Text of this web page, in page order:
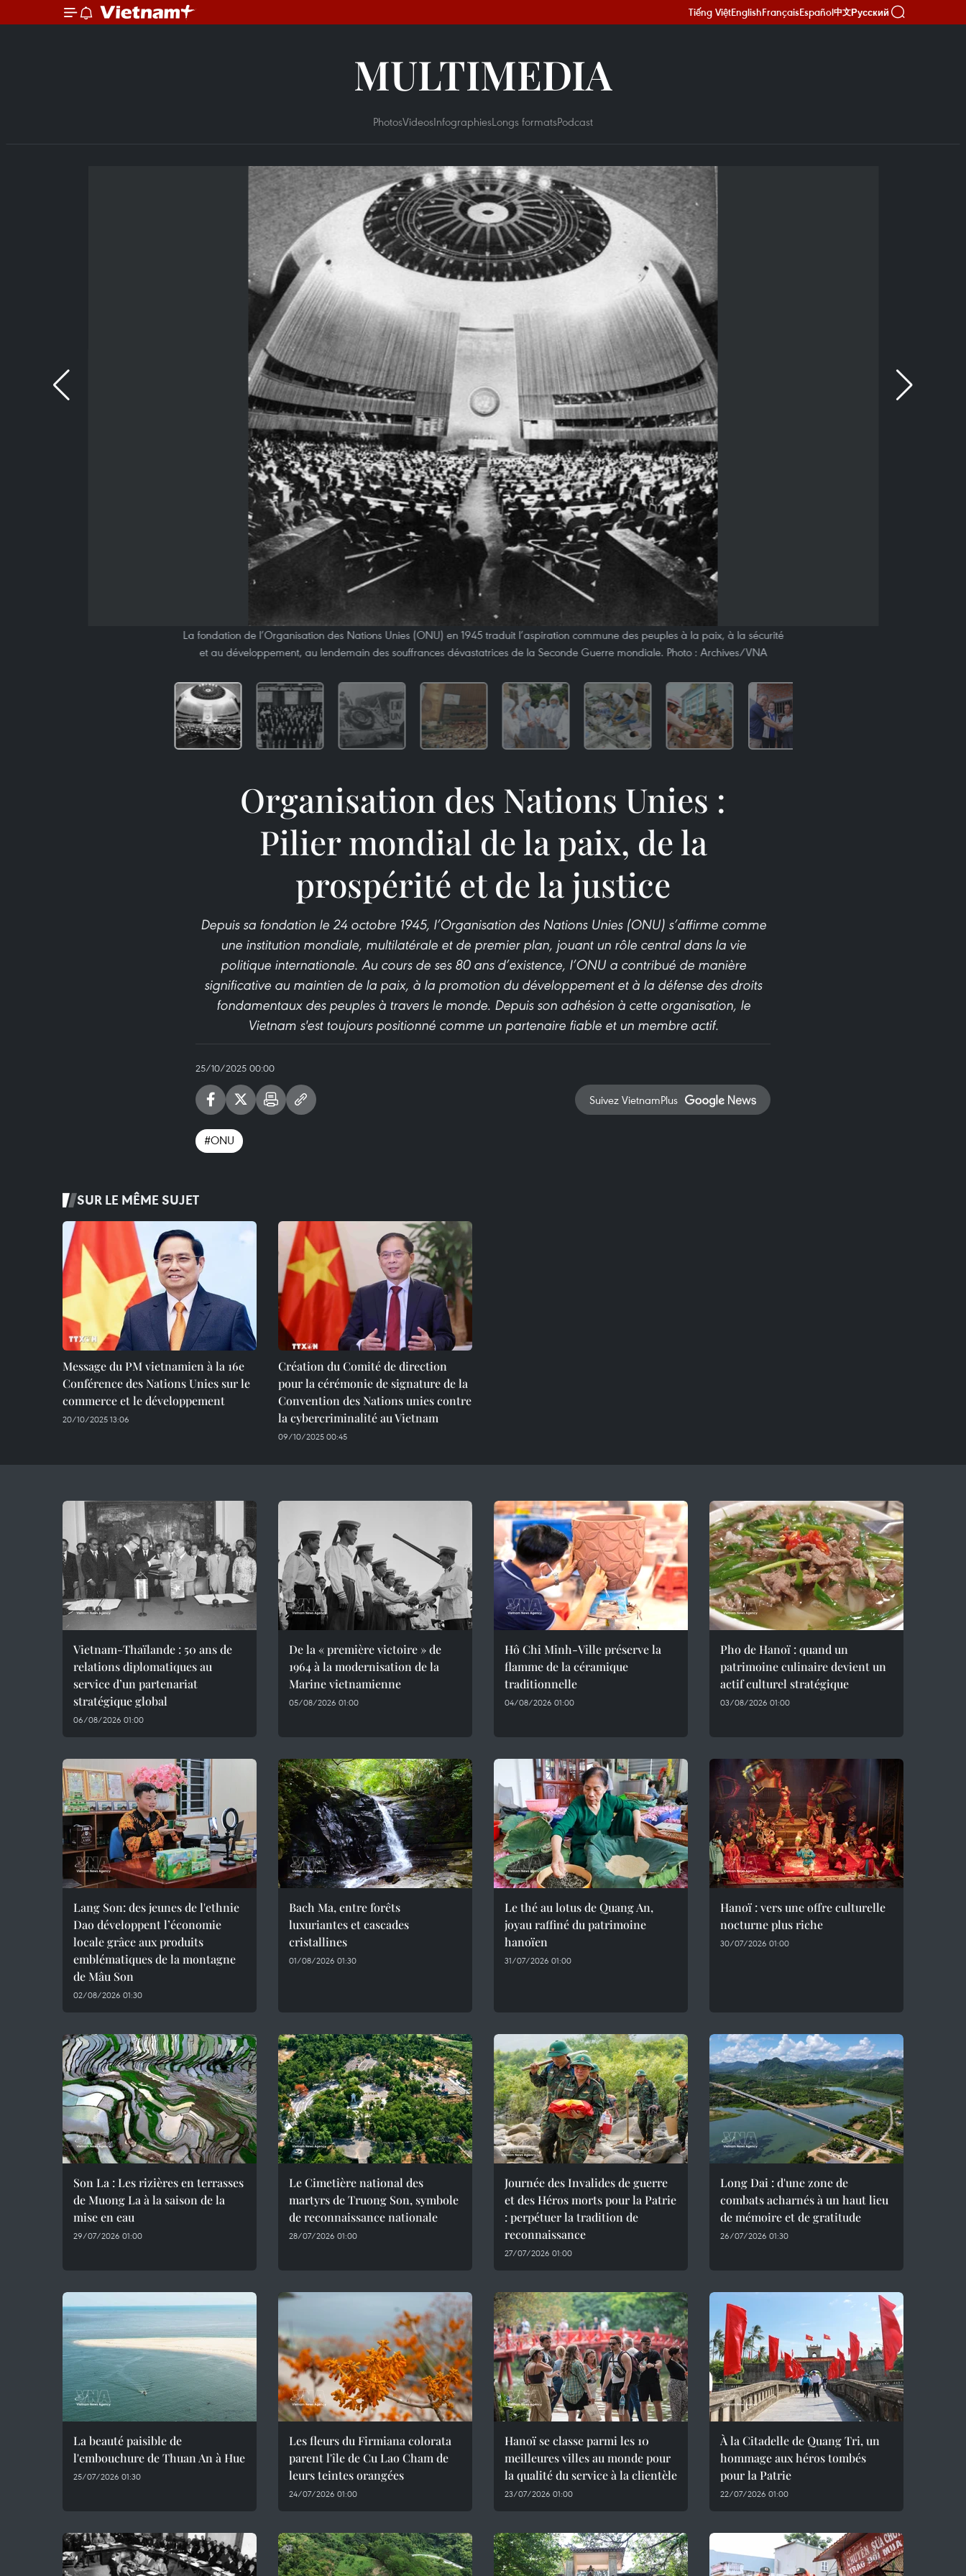
Tiếng ViệtEnglishFrançaisEspañol中文Русский
MULTIMEDIA
PhotosVideosInfographiesLongs formatsPodcast
La fondation de l’Organisation des Nations Unies (ONU) en 1945 traduit l’aspiration commune des peuples à la paix, à la sécurité
et au développement, au lendemain des souffrances dévastatrices de la Seconde Guerre mondiale. Photo : Archives/VNA
Organisation des Nations Unies :
Pilier mondial de la paix, de la
prospérité et de la justice
Depuis sa fondation le 24 octobre 1945, l’Organisation des Nations Unies (ONU) s’affirme comme
une institution mondiale, multilatérale et de premier plan, jouant un rôle central dans la vie
politique internationale. Au cours de ses 80 ans d’existence, l’ONU a contribué de manière
significative au maintien de la paix, à la promotion du développement et à la défense des droits
fondamentaux des peuples à travers le monde. Depuis son adhésion à cette organisation, le
Vietnam s'est toujours positionné comme un partenaire fiable et un membre actif.
25/10/2025 00:00
Suivez VietnamPlus
#ONU
SUR LE MÊME SUJET
Message du PM vietnamien à la 16e
Conférence des Nations Unies sur le
commerce et le développement
20/10/2025 13:06
Création du Comité de direction
pour la cérémonie de signature de la
Convention des Nations unies contre
la cybercriminalité au Vietnam
09/10/2025 00:45
Vietnam-Thaïlande : 50 ans de
relations diplomatiques au
service d’un partenariat
stratégique global
06/08/2026 01:00
De la « première victoire » de
1964 à la modernisation de la
Marine vietnamienne
05/08/2026 01:00
Hô Chi Minh-Ville préserve la
flamme de la céramique
traditionnelle
04/08/2026 01:00
Pho de Hanoï : quand un
patrimoine culinaire devient un
actif culturel stratégique
03/08/2026 01:00
Lang Son: des jeunes de l'ethnie
Dao développent l’économie
locale grâce aux produits
emblématiques de la montagne
de Mâu Son
02/08/2026 01:30
Bach Ma, entre forêts
luxuriantes et cascades
cristallines
01/08/2026 01:30
Le thé au lotus de Quang An,
joyau raffiné du patrimoine
hanoïen
31/07/2026 01:00
Hanoï : vers une offre culturelle
nocturne plus riche
30/07/2026 01:00
Son La : Les rizières en terrasses
de Muong La à la saison de la
mise en eau
29/07/2026 01:00
Le Cimetière national des
martyrs de Truong Son, symbole
de reconnaissance nationale
28/07/2026 01:00
Journée des Invalides de guerre
et des Héros morts pour la Patrie
: perpétuer la tradition de
reconnaissance
27/07/2026 01:00
Long Dai : d'une zone de
combats acharnés à un haut lieu
de mémoire et de gratitude
26/07/2026 01:30
La beauté paisible de
l'embouchure de Thuan An à Hue
25/07/2026 01:30
Les fleurs du Firmiana colorata
parent l'île de Cu Lao Cham de
leurs teintes orangées
24/07/2026 01:00
Hanoï se classe parmi les 10
meilleures villes au monde pour
la qualité du service à la clientèle
23/07/2026 01:00
À la Citadelle de Quang Tri, un
hommage aux héros tombés
pour la Patrie
22/07/2026 01:00